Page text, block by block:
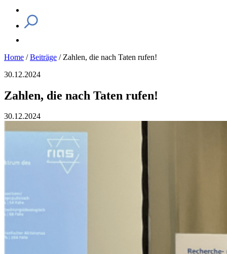
Home /Beiträge / Zahlen, die nach Taten rufen!
30.12.2024
Zahlen, die nach Taten rufen!
30.12.2024